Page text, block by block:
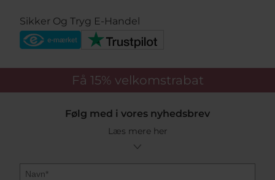
Sikker Og Tryg E-Handel
Få 15% velkomstrabat
Følg med i vores nyhedsbrev
Læs mere her